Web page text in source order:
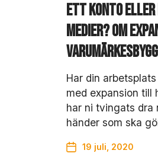
Ett konto eller
medier? Om
Har din
med expansion till
har ni tvingats dra
händer som ska
19 juli, 2020